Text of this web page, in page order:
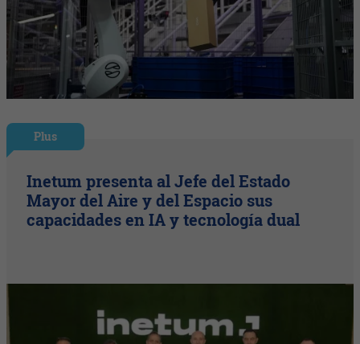
Plus
Inetum presenta al Jefe del Estado
Mayor del Aire y del Espacio sus
capacidades en IA y tecnología dual